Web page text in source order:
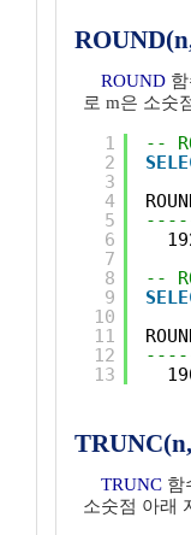
ROUND
로 m은 소숫
1
2
3
4
5
6
7
8
9
10
11
12
13
--
--
TRUNC 함
소숫점 아래